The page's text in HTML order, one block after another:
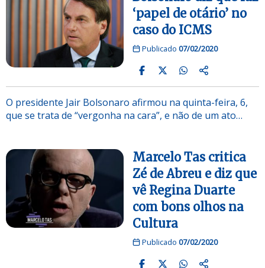
‘papel de otário’ no
caso do ICMS
Publicado 07/02/2020
O presidente Jair Bolsonaro afirmou na quinta-feira, 6,
que se trata de “vergonha na cara”, e não de um ato…
Marcelo Tas critica
Zé de Abreu e diz que
vê Regina Duarte
com bons olhos na
Cultura
Publicado 07/02/2020